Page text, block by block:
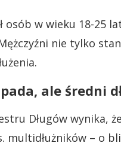
osób w wieku 18-25
nie tylko
ale średni
Długów wynika,
multidłużników – o